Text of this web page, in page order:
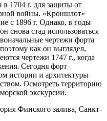
1704 г. для защиты от
войны. «Кроншлот»
с 1896 г. Однако, в годы
снова стад использоваться
чертежи форта
как он выглядел,
чертежи 1747 г., когда
Сегодня форт
истории и архитектуры
Осмотреть территорию
экскурсии.
Финского залива, Санкт-